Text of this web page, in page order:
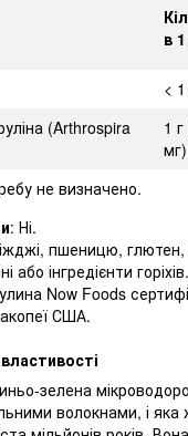
в
<
(Arthrospira
1
мг)
не визначено.
: Ні.
пшеницю,
або інгредієнти горіхів.
Now Foods
США.
зелена
волокнами, і яка